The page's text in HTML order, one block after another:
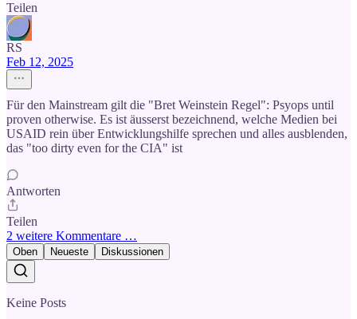
Teilen
RS
Feb 12, 2025
Für den Mainstream gilt die "Bret Weinstein Regel": Psyops until
proven otherwise. Es ist äusserst bezeichnend, welche Medien bei
USAID rein über Entwicklungshilfe sprechen und alles ausblenden,
das "too dirty even for the CIA" ist
Antworten
Teilen
2 weitere Kommentare …
Oben Neueste Diskussionen
Keine Posts